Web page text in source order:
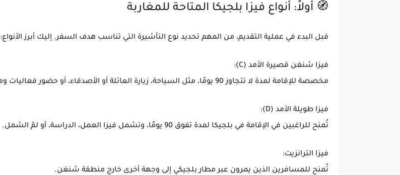
🧭 أولاً: أنواع فيزا بلجيكا المتاحة للمغاربة
قبل البدء في عملية التقديم، من المهم تحديد نوع التأشيرة التي تناسب هدف السفر. إليك أبرز الأنواع:
فيزا شنغن قصيرة الأمد (C):
مخصصة للإقامة لمدة لا تتجاوز 90 يومًا، مثل السياحة، زيارة العائلة أو الأصدقاء، أو حضور فعاليات ومؤتمرات.
فيزا طويلة الأمد (D):
تُمنح للراغبين في الإقامة في بلجيكا لمدة تفوق 90 يومًا، وتشمل فيزا العمل، الدراسة، أو لمّ الشمل.
فيزا الترانزيت:
تُمنح للمسافرين الذين يمرون عبر مطار بلجيكي إلى وجهة أخرى خارج منطقة شنغن.